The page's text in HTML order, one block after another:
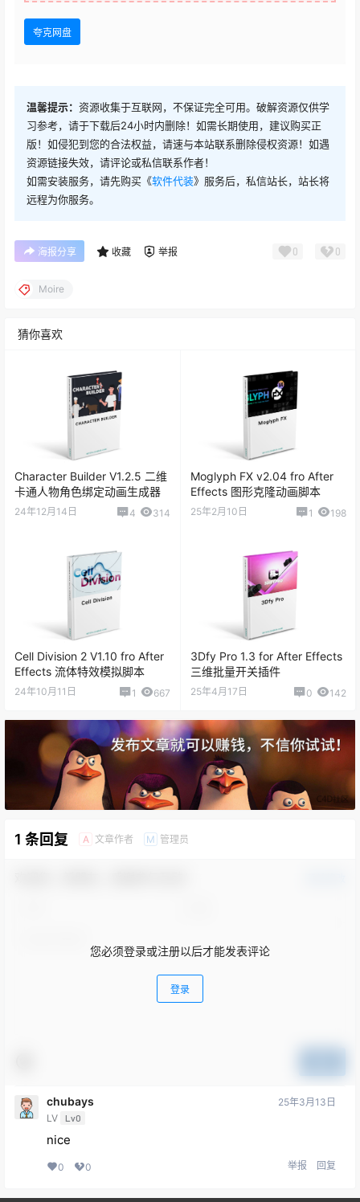
夸克网盘
温馨提示： 资源收集于互联网，不保证完全可用。破解资源仅供学
习参考，请于下载后24小时内删除！如需长期使用，建议购买正
版！如侵犯到您的合法权益，请速与本站联系删除侵权资源！如遇
资源链接失效，请评论或私信联系作者！
如需安装服务，请先购买《软件代装》服务后，私信站长，站长将
远程为你服务。
海报分享 收藏 举报 0 0
Moire
猜你喜欢
Character Builder V1.2.5 二维
卡通人物角色绑定动画生成器
24年12月14日 4 314
Moglyph FX v2.04 fro After
Effects 图形克隆动画脚本
25年2月10日 1 198
Cell Division 2 V1.10 fro After
Effects 流体特效模拟脚本
24年10月11日 1 667
3Dfy Pro 1.3 for After Effects
三维批量开关插件
25年4月17日 0 142
1 条回复 A 文章作者 M 管理员
您必须登录或注册以后才能发表评论
登录
chubays
LV Lv0
25年3月13日
nice
0 0 举报 回复